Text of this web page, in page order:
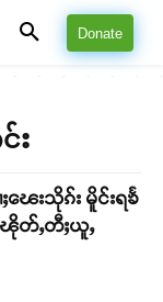
Donate
း
ၽေးသိုၵ်း မိူင်းရၶႅ
ၽိုတ်ႇတီႈယူႇ